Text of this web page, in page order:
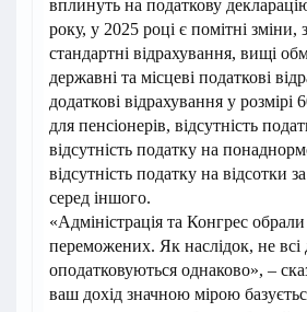
вплинуть на податкову
року, у 2025 році є помітні зміни,
стандартні відрахування, вищі
державні та місцеві податкові
додаткові відрахування у
для пенсіонерів, відсутність
відсутність податку на
відсутність податку на відсотки
серед іншого.
«Адміністрація та Конгрес
переможених. Як наслідок, не всі
оподатковуються однаково», –
ваш дохід значною мірою